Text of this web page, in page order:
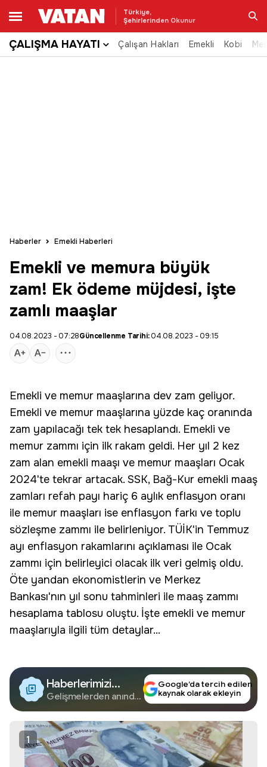
Türkiye,
Şehirlerinden Okunur
Ara
ÇALIŞMA HAYATI Çalışan Hakları Emekli Kobi
Haberler Emekli Haberleri
Emekli ve memura büyük
zam! Ek ödeme müjdesi, işte
zamlı maaşlar
04.08.2023 - 07:28Güncellenme Tarihi:04.08.2023 - 09:15
Emekli ve memur maaşlarına dev zam geliyor.
Emekli ve memur maaşlarına yüzde kaç oranında
zam yapılacağı tek tek hesaplandı. Emekli ve
memur zammı için ilk rakam geldi. Her yıl 2 kez
zam alan emekli maaşı ve memur maaşları Ocak
2024'te tekrar artacak. SSK, Bağ-Kur emekli maaş
zamları refah payı hariç 6 aylık enflasyon oranı
ile memur maaşları ise enflasyon farkı ve toplu
sözleşme zammı ile belirleniyor. TÜİK'in Temmuz
ayı enflasyon rakamlarını açıklaması ile Ocak
zammı için belirleyici olacak ilk veri gelmiş oldu.
Öte yandan ekonomistlerin ve Merkez
Bankası'nın yıl sonu tahminleri ile maaş zammı
hesaplama tablosu oluştu. İşte emekli ve memur
maaşlarıyla ilgili tüm detaylar...
Haberlerimizi
Google'da Takip
Edin
Gelişmelerden anında
Google’da tercih edilen
kaynak olarak ekleyin
1